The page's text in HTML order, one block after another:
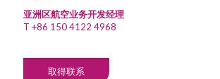
亚洲区航空业务开发经理
T +86 150 4122 4968
取得联系